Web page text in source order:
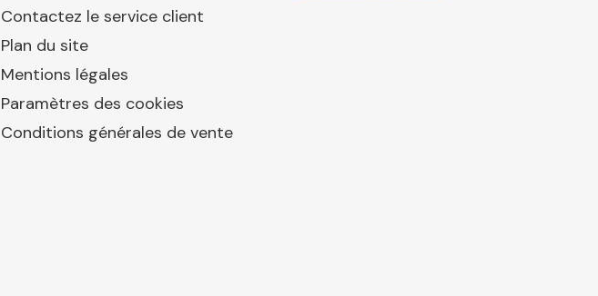
Contactez le service client
Plan du site
Mentions légales
Paramètres des cookies
Conditions générales de vente